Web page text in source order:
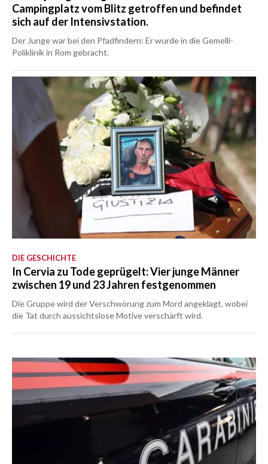
Campingplatz vom Blitz getroffen und befindet
sich auf der Intensivstation.
Der Junge war bei den Pfadfindern: Er wurde in die Gemelli-
Poliklinik in Rom gebracht.
DIE GESCHICHTE
In Cervia zu Tode geprügelt: Vier junge Männer
zwischen 19 und 23 Jahren festgenommen
Die Gruppe wird der Verschwörung zum Mord angeklagt, wobei
die Tat durch aussichtslose Motive verschärft wird.